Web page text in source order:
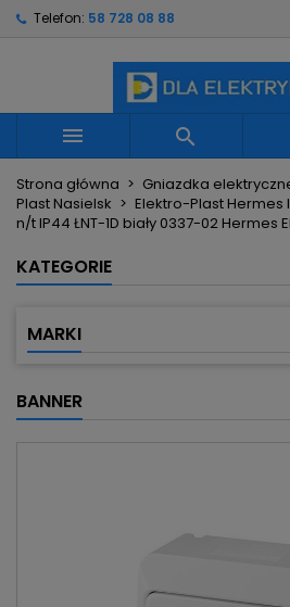
Telefon: 58 728 08 88
 
Strona główna Gniazdka
Plast Nasielsk
Elektro-Plast Hermes
n/t IP44 ŁNT-1D biały 0337-02 Hermes
KATEGORIE
MARKI
BANNER
Utwórz nową listę
Nazwa listy życzeń
Anuluj
Musisz być zalogowany by
swojej liście życzeń.